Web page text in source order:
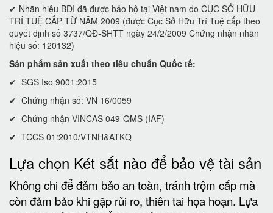
✔ Nhãn hiệu BDI đã được bảo hộ tại Việt nam do CỤC SỞ HỮU
TRÍ TUỆ CẤP TỪ NĂM 2009 (được Cục Sở Hữu Trí Tuệ cấp theo
quyết định số 3737/QĐ-SHTT ngày 24/2/2009 Chứng nhận nhãn
hiệu số: 120132)
Sản phẩm sản xuất theo tiêu chuẩn Quốc tế:
✔ SGS Iso 9001:2015
✔ Chứng nhận số: VN 16/0059
✔ Chứng nhận VINCAS 049-QMS (IAF)
✔ TCCS 01:2010/VTNH&ATKQ
Lựa chọn Két sắt nào để bảo vệ tài sản
Không chi để đảm bảo an toàn, tránh trộm cắp mà
còn đảm bảo khi gặp rủi ro, thiên tai họa hoạn. Lựa